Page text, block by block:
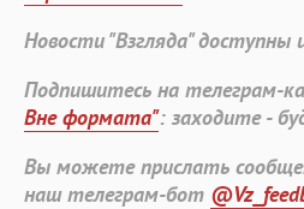
Новости "Взгляда" доступны
Подпишитесь на телеграм-
Вне формата": заходите -
Вы можете прислать
наш телеграм-бот